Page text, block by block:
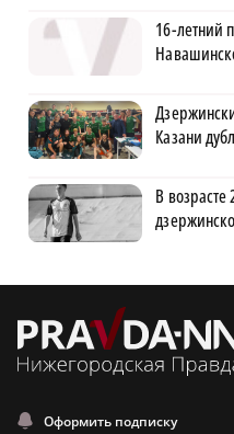
16-летний
Казани
В возрасте
Оформить подписку